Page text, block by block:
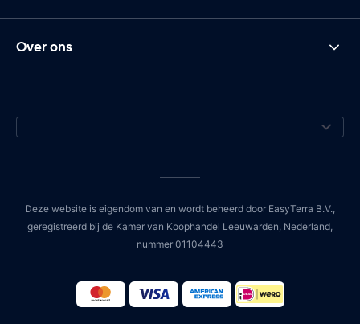
Over ons
Deze website is eigendom van en wordt beheerd door EasyTerra B.V.,
geregistreerd bij de Kamer van Koophandel Leeuwarden, Nederland,
nummer 01104443